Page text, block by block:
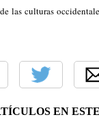
las culturas
EN